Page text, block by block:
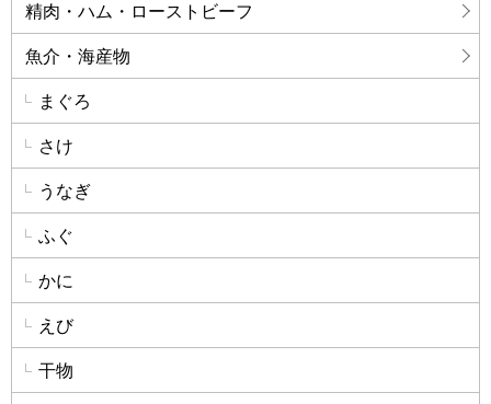
精肉・ハム・ローストビーフ
魚介・海産物
まぐろ
さけ
うなぎ
ふぐ
かに
えび
干物